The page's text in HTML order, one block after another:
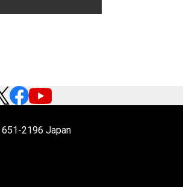
651-2196 Japan